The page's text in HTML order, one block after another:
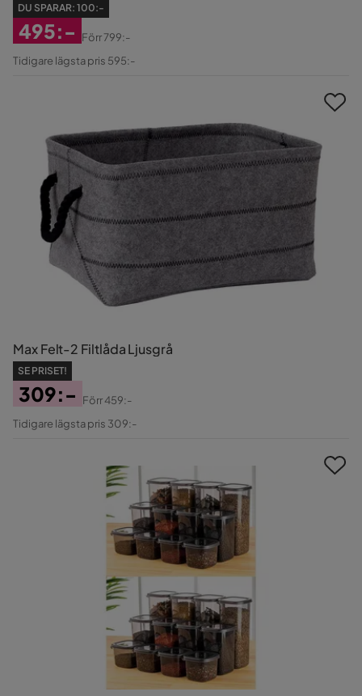
DU SPARAR: 100:-
Rabatterat
495:-
Original
Förr799:-
Tidigare lägsta pris 595:-
Max Felt-2 Filtlåda Ljusgrå
SE PRISET!
Pris
309:-
Original
Förr459:-
Tidigare lägsta pris 309:-